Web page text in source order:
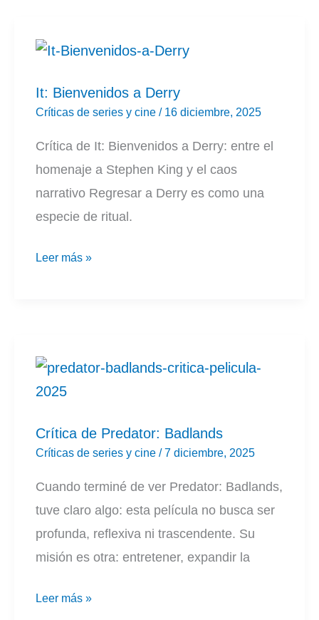
habla
de
identidad,
amor
It: Bienvenidos a Derry
Críticas de series y cine / 16 diciembre, 2025
Crítica de It: Bienvenidos a Derry: entre el
homenaje a Stephen King y el caos
narrativo Regresar a Derry es como una
especie de ritual.
It:
Leer más »
Crítica de Predator: Badlands
Críticas de series y cine / 7 diciembre, 2025
Cuando terminé de ver Predator: Badlands,
tuve claro algo: esta película no busca ser
profunda, reflexiva ni trascendente. Su
misión es otra: entretener, expandir la
Crítica
Leer más »